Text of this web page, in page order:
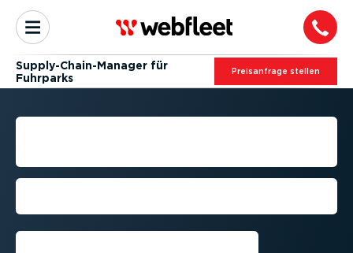
Supply-Chain-­Ma­nager für
Fuhrparks
Preis­an­frage stellen
SUPPLY CHAIN MANAGER
Maximieren Sie das Potenzial Ihres